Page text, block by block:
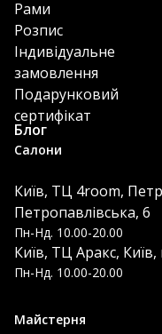
Салони
Київ, ТЦ 4room,
Петропавлівська, 6
Пн-Нд. 10.00-20.00
Київ, ТЦ Аракс,
Пн-Нд. 10.00-20.00
Майстерня
Рами
Розпис
Індивідуальне
замовлення
Подарунковий
сертифікат
Блог